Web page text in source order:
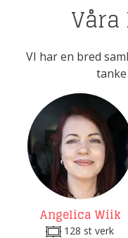
VI har en bred
Angelica Wiik
128 st verk